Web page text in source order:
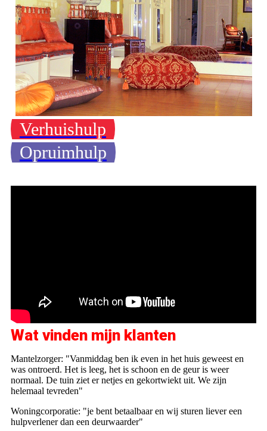
Verhuishulp
Opruimhulp
Wat vinden mijn klanten
Mantelzorger: "Vanmiddag ben ik even in het huis geweest en
was ontroerd. Het is leeg, het is schoon en de geur is weer
normaal. De tuin ziet er netjes en gekortwiekt uit. We zijn
helemaal tevreden"
Woningcorporatie: "je bent betaalbaar en wij sturen liever een
hulpverlener dan een deurwaarder"